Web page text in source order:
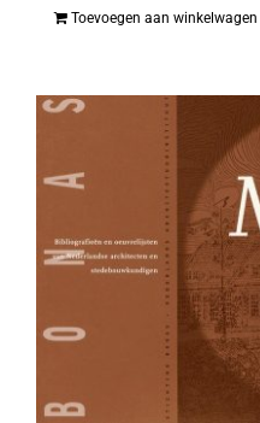
Toevoegen aan winkelwagen